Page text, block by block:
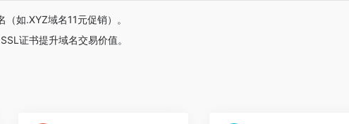
（如.XYZ域名11元促销）。
证书提升域名交易价值。